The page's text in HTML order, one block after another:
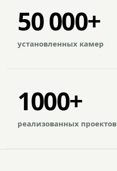
50 000+
установленных камер
1000+
реализованных проектов